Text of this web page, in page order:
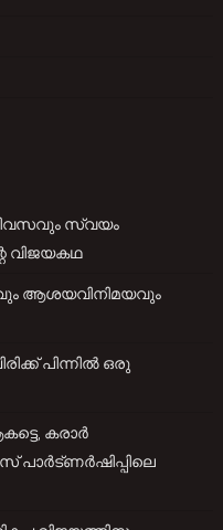
ദിവസവും സ്വയം
വിജയകഥ
ആശയവിനിമയവും
പിന്നിൽ ഒരു
കരാർ
പാർട്ണർഷിപ്പിലെ